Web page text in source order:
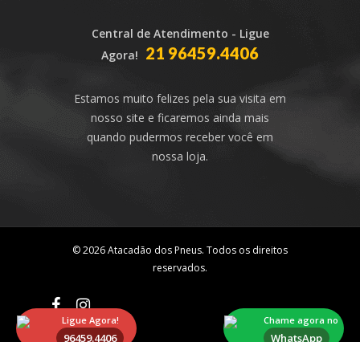
Chame agora no
WhatsApp
Ligue Agora!
96459.4406
Central de Atendimento - Ligue
Agora! 21 96459.4406
Estamos muito felizes pela sua visita em
nosso site e ficaremos ainda mais
quando pudermos receber você em
nossa loja.
© 2026 Atacadão dos Pneus. Todos os direitos
reservados.